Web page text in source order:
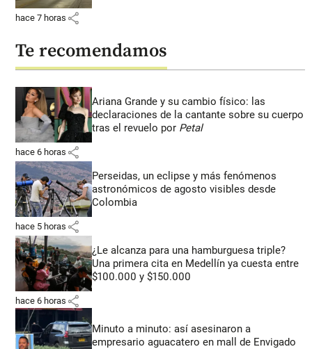
hace 7 horas share
Te recomendamos
Ariana Grande y su cambio físico: las
declaraciones de la cantante sobre su cuerpo
tras el revuelo por Petal
hace 6 horas share
Perseidas, un eclipse y más fenómenos
astronómicos de agosto visibles desde
Colombia
hace 5 horas share
¿Le alcanza para una hamburguesa triple?
Una primera cita en Medellín ya cuesta entre
$100.000 y $150.000
hace 6 horas share
Minuto a minuto: así asesinaron a
empresario aguacatero en mall de Envigado